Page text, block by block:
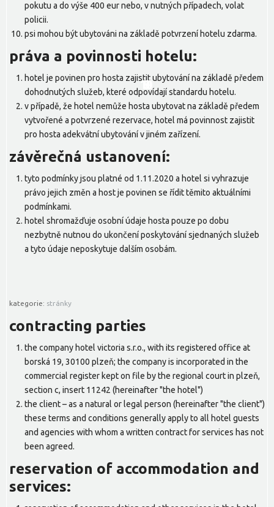
pokutu a do výše 400 eur nebo, v nutných případech, volat
policii.
psi mohou být ubytováni na základě potvrzení hotelu zdarma.
práva a povinnosti hotelu:
hotel je povinen pro hosta zajistit ubytování na základě předem
dohodnutých služeb, které odpovídají standardu hotelu.
v případě, že hotel nemůže hosta ubytovat na základě předem
vytvořené a potvrzené rezervace, hotel má povinnost zajistit
pro hosta adekvátní ubytování v jiném zařízení.
závěrečná ustanovení:
tyto podmínky jsou platné od 1.11.2020 a hotel si vyhrazuje
právo jejich změn a host je povinen se řídit těmito aktuálními
podmínkami.
hotel shromažďuje osobní údaje hosta pouze po dobu
nezbytně nutnou do ukončení poskytování sjednaných služeb
a tyto údaje neposkytuje dalším osobám.
kategorie: stránky
contracting parties
the company hotel victoria s.r.o., with its registered office at
borská 19, 30100 plzeň; the company is incorporated in the
commercial register kept on file by the regional court in plzeň,
section c, insert 11242 (hereinafter "the hotel")
the client – as a natural or legal person (hereinafter "the client")
these terms and conditions generally apply to all hotel guests
and agencies with whom a written contract for services has not
been agreed.
reservation of accommodation and
services:
5
6
7
8
9
10
11
12